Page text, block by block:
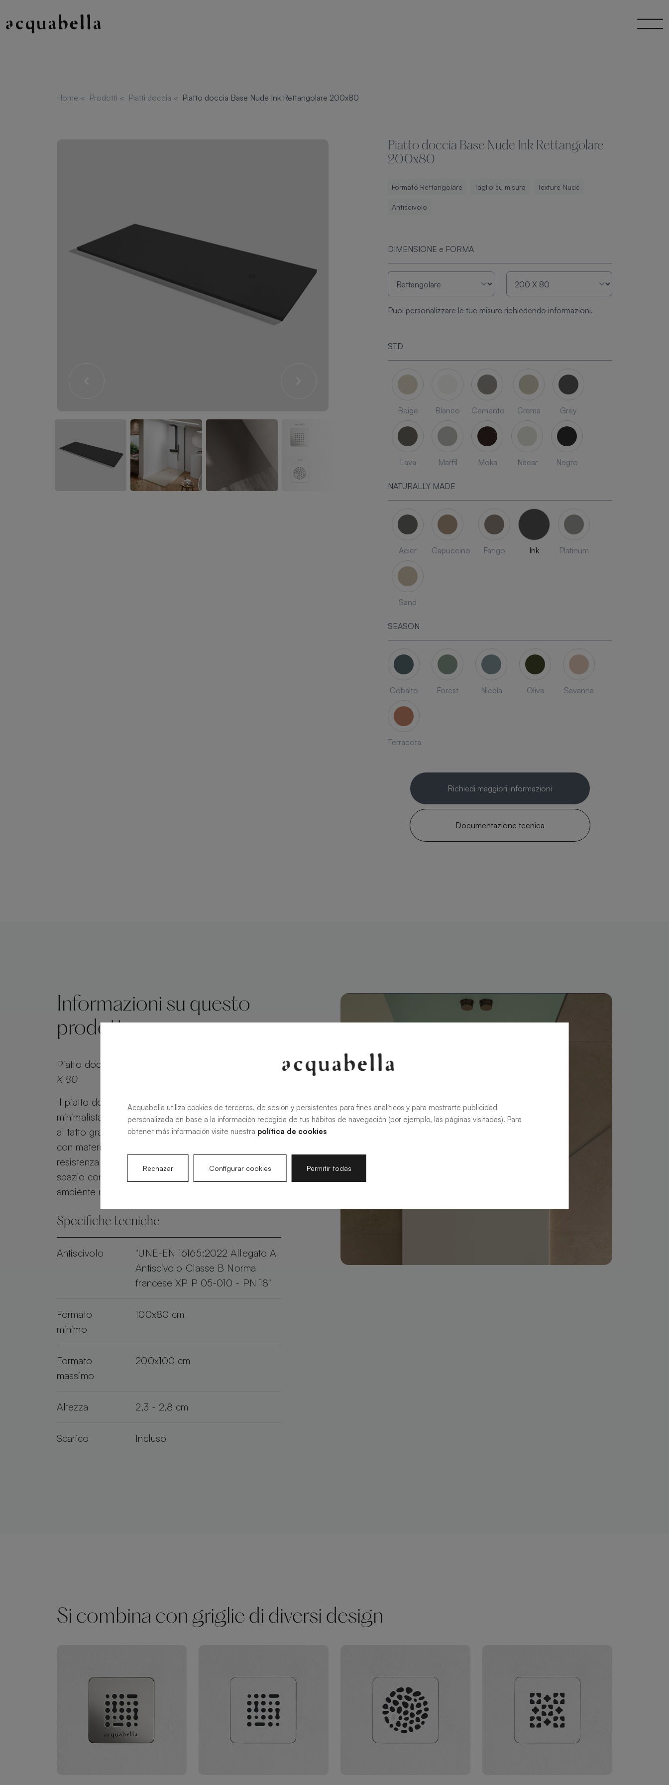
Home < Prodotti < Piatti doccia < Piatto doccia Base Nude Ink Rettangolare 200x80
Piatto doccia Base Nude Ink Rettangolare
200x80
Formato Rettangolare Taglio su misura Texture Nude
Antiscivolo
DIMENSIONE e FORMA
Puoi personalizzare le tue misure richiedendo informazioni.
STD
Beige Blanco Cemento Crema Grey
Lava Marfil Moka Nacar Negro
NATURALLY MADE
Acier Capuccino Fango Ink Platinum
Sand
SEASON
Cobalto Forest Niebla Oliva Savanna
Terracota
Richiedi maggiori informazioni
Documentazione tecnica
Informazioni su questo
prodotto
Piatto doccia
X 80
Il piatto doccia Base Nude offre un design
minimalista ed elegante con una superficie morbida
al tatto grazie alla texture effetto pelle. Realizzato
con materiali di alta qualità, questo piatto garantisce
resistenza e stile in ogni bagno. Personalizza il tuo
spazio con il piatto doccia Base Nude per un
ambiente moderno e sofisticato.
Specifiche tecniche
Antiscivolo
"UNE-EN 16165:2022 Allegato A
Antiscivolo Classe B Norma
francese XP P 05-010 - PN 18"
Formato
minimo
100x80 cm
Formato
massimo
200x100 cm
Altezza 2,3 - 2,8 cm
Scarico Incluso
Si combina con griglie di diversi design
Acquabella utiliza cookies de terceros, de sesión y persistentes para fines analíticos y para mostrarte publicidad
personalizada en base a la información recogida de tus hábitos de navegación (por ejemplo, las páginas visitadas). Para
obtener más información visite nuestra política de cookies
Rechazar Configurar cookies Permitir todas